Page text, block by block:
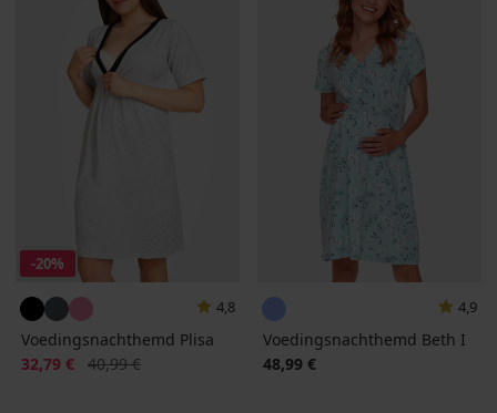
-20%
4,8
Voedingsnachthemd Plisa
Korting
32,79 € Oorspronkelijke prijs
40,99 €
4,9
Voedingsnachthemd Beth I
48,99 €